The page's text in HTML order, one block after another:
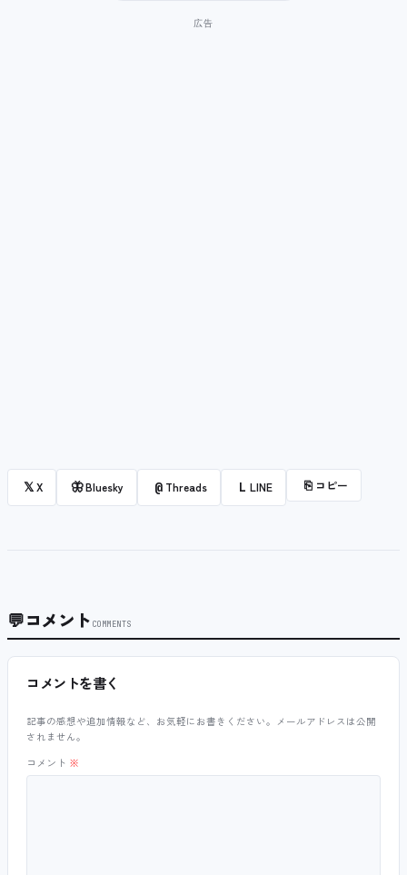
𝕏X 🦋Bluesky @ Threads L LINE ⎘ コピー
💬コメント COMMENTS
コメントを書く
記事の感想や追加情報など、お気軽にお書きください。メールアドレスは公開
されません。
コメント ※